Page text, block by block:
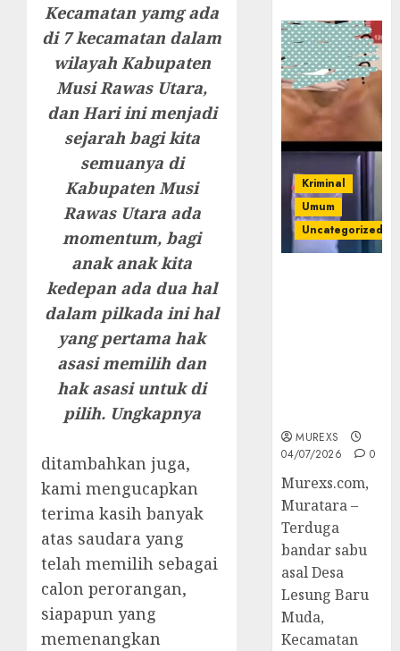
Kecamatan yamg ada
di 7 kecamatan dalam
wilayah Kabupaten
Musi Rawas Utara,
dan Hari ini menjadi
sejarah bagi kita
semuanya di
Kabupaten Musi
Rawas Utara ada
momentum, bagi
anak anak kita
kedepan ada dua hal
dalam pilkada ini hal
yang pertama hak
asasi memilih dan
hak asasi untuk di
pilih. Ungkapnya
ditambahkan juga,
kami mengucapkan
terima kasih banyak
atas saudara yang
telah memilih sebagai
calon perorangan,
siapapun yang
memenangkan
Kriminal
Umum
Uncategorized
MUREXS
04/07/2026
0
Murexs.com,
Muratara –
Terduga
bandar sabu
asal Desa
Lesung Baru
Muda,
Kecamatan